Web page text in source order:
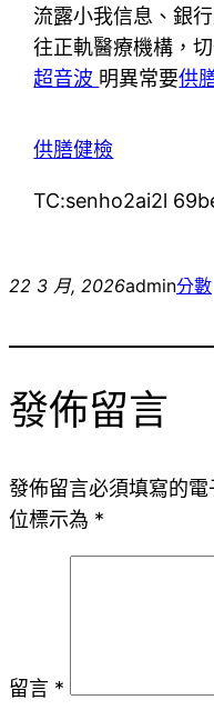
流露小我信息、銀
往正軌醫療機構，
超音波 明異常要供
供膳健檢
TC:senho2ai2l
22 3 月, 2026admin分數
發佈留言
發佈留言必須填寫的電
位標示為 *
留言 *